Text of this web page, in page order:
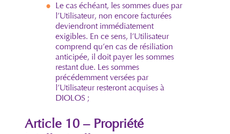
Le cas échéant, les sommes dues par
l’Utilisateur, non encore facturées
deviendront immédiatement
exigibles. En ce sens, l’Utilisateur
comprend qu’en cas de résiliation
anticipée, il doit payer les sommes
restant due. Les sommes
précédemment versées par
l’Utilisateur resteront acquises à
DIOLOS ;
Article 10 – Propriété